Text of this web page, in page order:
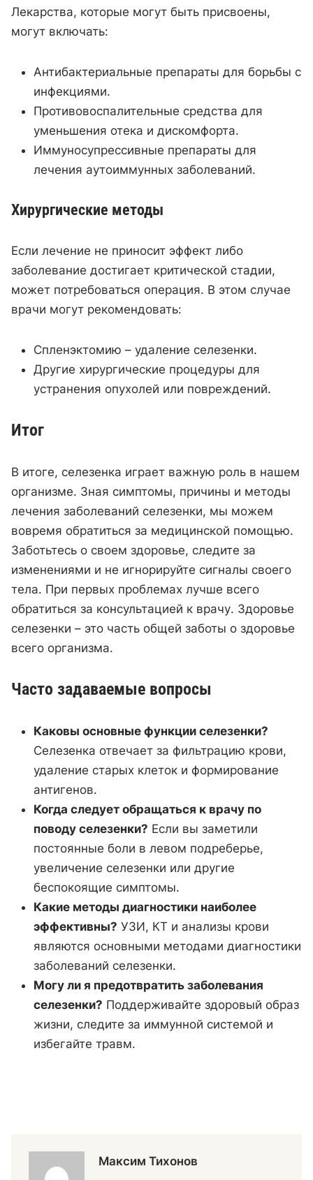
Лекарства, которые могут быть присвоены,
могут включать:
Антибактериальные препараты для борьбы с
инфекциями.
Противовоспалительные средства для
уменьшения отека и дискомфорта.
Иммуносупрессивные препараты для
лечения аутоиммунных заболеваний.
Хирургические методы
Если лечение не приносит эффект либо
заболевание достигает критической стадии,
может потребоваться операция. В этом случае
врачи могут рекомендовать:
Спленэктомию – удаление селезенки.
Другие хирургические процедуры для
устранения опухолей или повреждений.
Итог
В итоге, селезенка играет важную роль в нашем
организме. Зная симптомы, причины и методы
лечения заболеваний селезенки, мы можем
вовремя обратиться за медицинской помощью.
Заботьтесь о своем здоровье, следите за
изменениями и не игнорируйте сигналы своего
тела. При первых проблемах лучше всего
обратиться за консультацией к врачу. Здоровье
селезенки – это часть общей заботы о здоровье
всего организма.
Часто задаваемые вопросы
Каковы основные функции селезенки?
Селезенка отвечает за фильтрацию крови,
удаление старых клеток и формирование
антигенов.
Когда следует обращаться к врачу по
поводу селезенки? Если вы заметили
постоянные боли в левом подреберье,
увеличение селезенки или другие
беспокоящие симптомы.
Какие методы диагностики наиболее
эффективны? УЗИ, КТ и анализы крови
являются основными методами диагностики
заболеваний селезенки.
Могу ли я предотвратить заболевания
селезенки? Поддерживайте здоровый образ
жизни, следите за иммунной системой и
избегайте травм.
Максим Тихонов